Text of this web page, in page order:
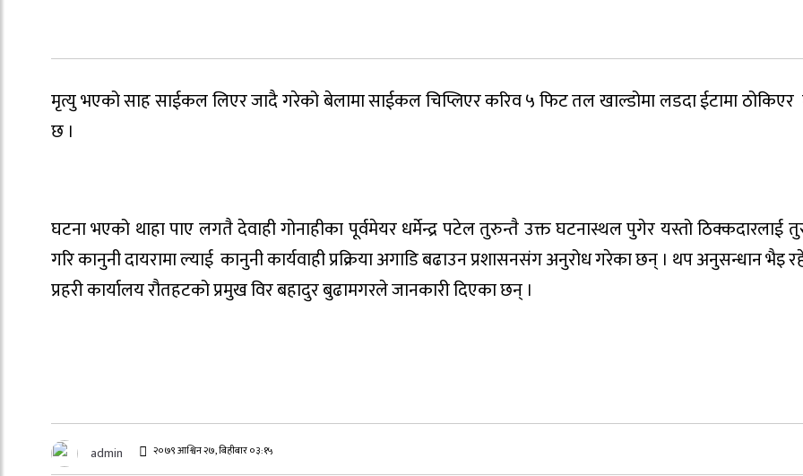
मृत्यु भएको साह साईकल लिएर जादै गरेको बेलामा साईकल चिप्लिएर करिव ५ फिट तल खाल्डोमा लडदा ईटामा
छ ।
घटना भएको थाहा पाए लगतै देवाही गोनाहीका पूर्वमेयर धर्मेन्द्र पटेल तुरुन्तै उक्त घटनास्थल पुगेर यस्तो ठिक्कदारलाई
गरि कानुनी दायरामा ल्याई कानुनी कार्यवाही प्रक्रिया अगाडि बढाउन प्रशासनसंग अनुरोध गरेका छन् । थप अनुसन्धान भैइ
प्रहरी कार्यालय रौतहटको प्रमुख विर बहादुर बुढामगरले जानकारी दिएका छन् ।
admin २०७९ आश्विन २७, बिहीबार ०३:१५